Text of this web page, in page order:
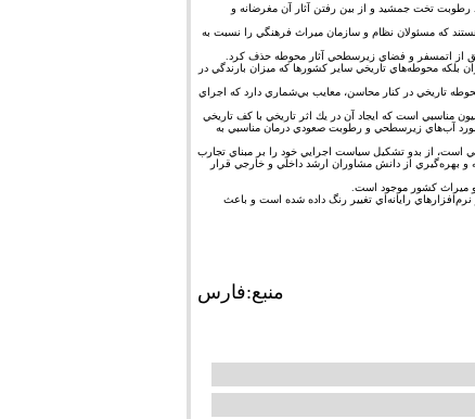
تخت جمشيد و از بين رفتن آثار آن مغرضانه و
كه مسئولان نظام و سازمان ميراث فرهنگي را نسبت به
از اتمسفر و فضاي زيرسطحي آثار محوطه حذف كرد.
بلكه محوطه‌هاي تاريخي ساير كشورها كه ميزان بارندگي در
تاريخي در كنار محاسن، معايب بي‌شماري دارد كه اجراي
مناسبي است كه ايجاد آن در يك اثر تاريخي با كف تاريخي
آب‌هاي زيرسطحي و رطوبت صعودي درمان مناسبي به
است، از بدو تشكيل سياست اجرايي خود را بر مبناي تجارب
و بهره‌گيري از دانش مشاوران ارشد داخلي و خارجي قرار
و ميراث كشور موجود است.
رايانه‌اي تغيير رنگ داده شده است و باعث
منبع:فارس